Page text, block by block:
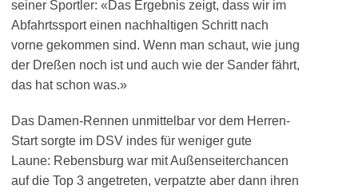
seiner Sportler: «Das Ergebnis zeigt, dass wir im
Abfahrtssport einen nachhaltigen Schritt nach
vorne gekommen sind. Wenn man schaut, wie jung
der Dreßen noch ist und auch wie der Sander fährt,
das hat schon was.»
Das Damen-Rennen unmittelbar vor dem Herren-
Start sorgte im DSV indes für weniger gute
Laune: Rebensburg war mit Außenseiterchancen
auf die Top 3 angetreten, verpatzte aber dann ihren